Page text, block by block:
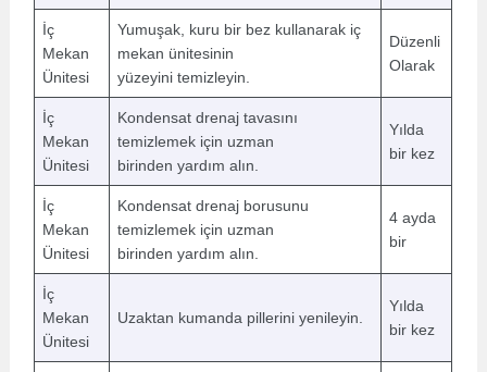
İç
Mekan
Ünitesi
Yumuşak, kuru bir bez kullanarak iç
mekan ünitesinin
yüzeyini temizleyin.
Düzenli
Olarak
İç
Mekan
Ünitesi
Kondensat drenaj tavasını
temizlemek için uzman
birinden yardım alın.
Yılda
bir kez
İç
Mekan
Ünitesi
Kondensat drenaj borusunu
temizlemek için uzman
birinden yardım alın.
4 ayda
bir
İç
Mekan
Ünitesi
Uzaktan kumanda pillerini yenileyin.
Yılda
bir kez